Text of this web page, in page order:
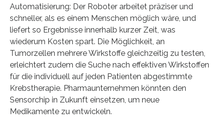
Automatisierung: Der Roboter arbeitet präziser und
schneller, als es einem Menschen möglich wäre, und
liefert so Ergebnisse innerhalb kurzer Zeit, was
wiederum Kosten spart. Die Möglichkeit, an
Tumorzellen mehrere Wirkstoffe gleichzeitig zu testen,
erleichtert zudem die Suche nach effektiven Wirkstoffen
für die individuell auf jeden Patienten abgestimmte
Krebstherapie. Pharmaunternehmen könnten den
Sensorchip in Zukunft einsetzen, um neue
Medikamente zu entwickeln.